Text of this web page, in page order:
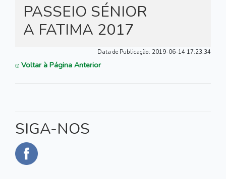
PASSEIO SÉNIOR
A FATIMA 2017
Data de Publicação: 2019-06-14 17:23:34
Voltar à Página Anterior
SIGA-NOS